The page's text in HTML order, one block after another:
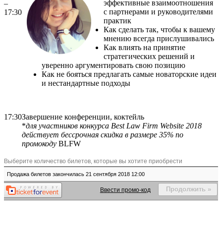
–
17:30
эффективные взаимоотношения
с партнерами и руководителями
практик
Как сделать так, чтобы к вашему
мнению всегда прислушивались
Как влиять на принятие
стратегических решений и
уверенно аргументировать свою позицию
Как не бояться предлагать самые новаторские идеи
и нестандартные подходы
17:30Завершение конференции, коктейль
*для участников конкурса Best Law Firm Website 2018
действует бессрочная скидка в размере 35% по
промокоду BLFW